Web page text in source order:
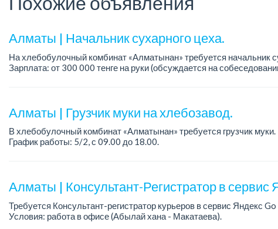
Алматы | Начальник сухарного цеха.
На хлебобулочный комбинат «Алматынан» требуется начальник
Зарплата: от 300 000 тенге на руки (обсуждается на
Алматы | Грузчик муки на хлебозавод.
В хлебобулочный комбинат «Алматынан» требуется грузчик муки.
График работы: 5/2, с 09.00 до 18.00.
Алматы | Консультант-Регистратор в сервис
Требуется Консультант-регистратор курьеров в сервис Яндекс
Условия: работа в офисе (Абылай хана - Макатаева).